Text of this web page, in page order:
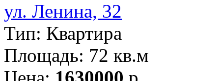
ул. Ленина, 32
Тип: Квартира
Площадь: 72 кв.м